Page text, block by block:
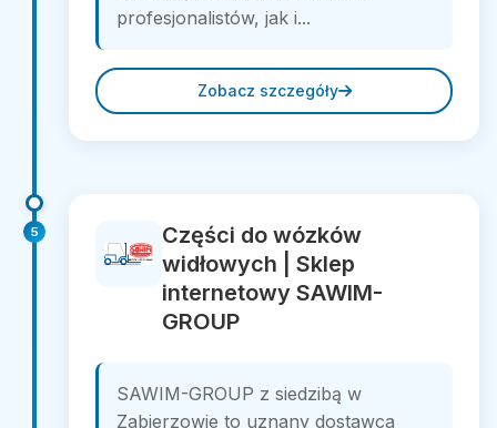
profesjonalistów, jak i...
Zobacz szczegóły
5
Części do wózków
widłowych | Sklep
internetowy SAWIM-
GROUP
SAWIM-GROUP z siedzibą w
Zabierzowie to uznany dostawca